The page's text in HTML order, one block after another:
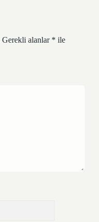
Gerekli alanlar * ile